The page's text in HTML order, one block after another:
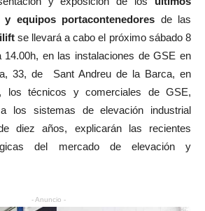
equipos portacontenedores de las
se llevará a cabo el próximo sábado 8
14.00h, en las instalaciones de GSE en
33, de Sant Andreu de la Barca, en
los técnicos y comerciales de GSE,
los sistemas de elevación industrial
diez años, explicarán las recientes
del mercado de elevación y
- Anuncio -